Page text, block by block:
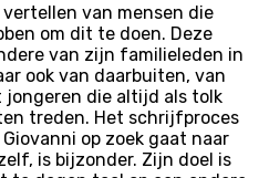
van mensen die
om dit te doen. Deze
van zijn familieleden in
ook van daarbuiten, van
die altijd als tolk
treden. Het schrijfproces
op zoek gaat naar
is bijzonder. Zijn doel is